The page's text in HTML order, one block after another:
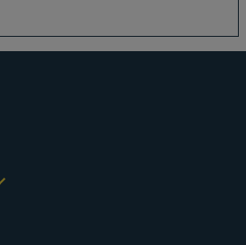
incluído
do Flavours Instant Benefit